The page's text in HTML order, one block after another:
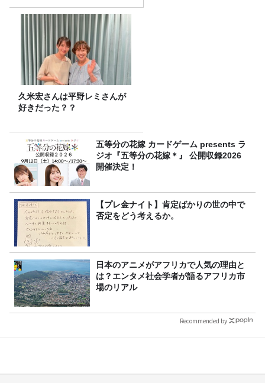
久米宏さんは平野レミさんが
好きだった？？
五等分の花嫁 カードゲーム presents ラ
ジオ『五等分の花嫁＊』 公開収録2026
開催決定！
【プレ金ナイト】肯定ばかりの世の中で
否定をどう考えるか。
日本のアニメがアフリカで人気の理由と
は？エンタメ社会学者が語るアフリカ市
場のリアル
Recommended by